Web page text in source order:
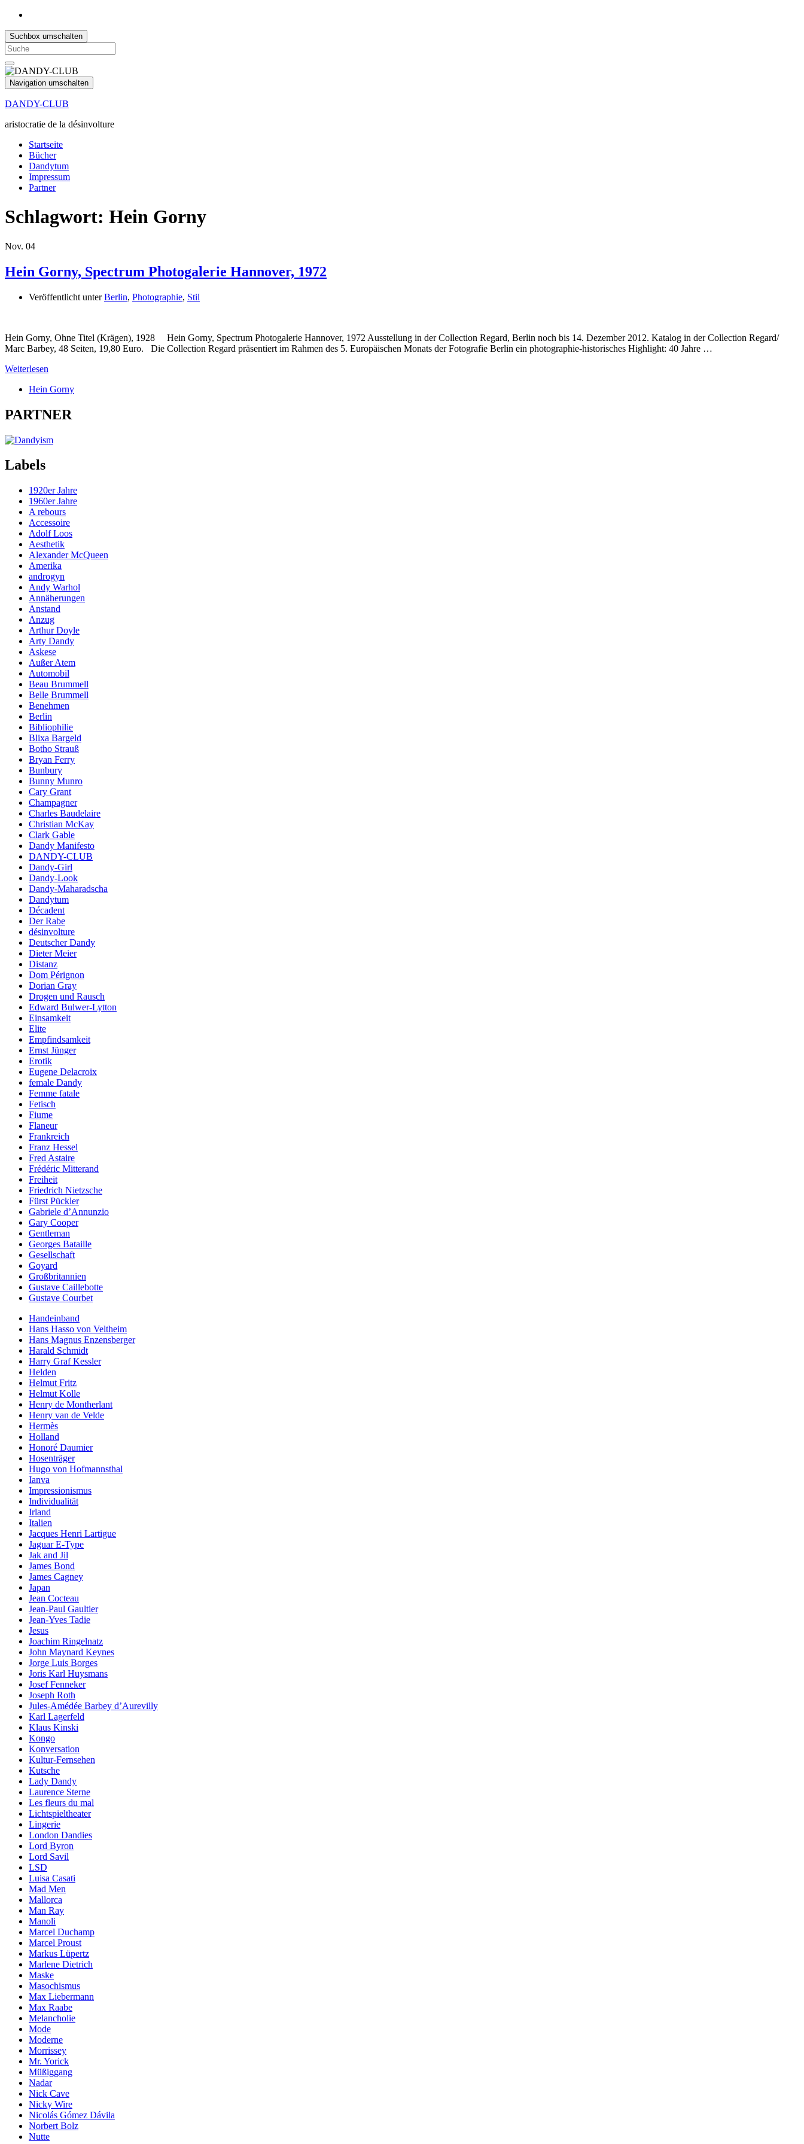
Suchbox umschalten
Search
for:
Navigation umschalten
DANDY-CLUB
aristocratie de la désinvolture
Startseite
Bücher
Dandytum
Impressum
Partner
Schlagwort: Hein Gorny
Nov. 04
Hein Gorny, Spectrum Photogalerie Hannover, 1972
Veröffentlicht unterBerlin, Photographie, Stil
Hein Gorny, Ohne Titel (Krägen), 1928 Hein Gorny, Spectrum Photogalerie Hannover, 1972 Ausstellung in der Collection Regard, Berlin noch bis 14. Dezember 2012. Katalog in der Collection Regard/
Marc Barbey, 48 Seiten, 19,80 Euro. Die Collection Regard präsentiert im Rahmen des 5. Europäischen Monats der Fotografie Berlin ein photographie-historisches Highlight: 40 Jahre …
Weiterlesen
Hein Gorny
PARTNER
Labels
1920er Jahre
1960er Jahre
A rebours
Accessoire
Adolf Loos
Aesthetik
Alexander McQueen
Amerika
androgyn
Andy Warhol
Annäherungen
Anstand
Anzug
Arthur Doyle
Arty Dandy
Askese
Außer Atem
Automobil
Beau Brummell
Belle Brummell
Benehmen
Berlin
Bibliophilie
Blixa Bargeld
Botho Strauß
Bryan Ferry
Bunbury
Bunny Munro
Cary Grant
Champagner
Charles Baudelaire
Christian McKay
Clark Gable
Dandy Manifesto
DANDY-CLUB
Dandy-Girl
Dandy-Look
Dandy-Maharadscha
Dandytum
Décadent
Der Rabe
désinvolture
Deutscher Dandy
Dieter Meier
Distanz
Dom Pérignon
Dorian Gray
Drogen und Rausch
Edward Bulwer-Lytton
Einsamkeit
Elite
Empfindsamkeit
Ernst Jünger
Erotik
Eugene Delacroix
female Dandy
Femme fatale
Fetisch
Fiume
Flaneur
Frankreich
Franz Hessel
Fred Astaire
Frédéric Mitterand
Freiheit
Friedrich Nietzsche
Fürst Pückler
Gabriele d’Annunzio
Gary Cooper
Gentleman
Georges Bataille
Gesellschaft
Goyard
Großbritannien
Gustave Caillebotte
Gustave Courbet
Handeinband
Hans Hasso von Veltheim
Hans Magnus Enzensberger
Harald Schmidt
Harry Graf Kessler
Helden
Helmut Fritz
Helmut Kolle
Henry de Montherlant
Henry van de Velde
Hermès
Holland
Honoré Daumier
Hosenträger
Hugo von Hofmannsthal
Ianva
Impressionismus
Individualität
Irland
Italien
Jacques Henri Lartigue
Jaguar E-Type
Jak and Jil
James Bond
James Cagney
Japan
Jean Cocteau
Jean-Paul Gaultier
Jean-Yves Tadie
Jesus
Joachim Ringelnatz
John Maynard Keynes
Jorge Luis Borges
Joris Karl Huysmans
Josef Fenneker
Joseph Roth
Jules-Amédée Barbey d’Aurevilly
Karl Lagerfeld
Klaus Kinski
Kongo
Konversation
Kultur-Fernsehen
Kutsche
Lady Dandy
Laurence Sterne
Les fleurs du mal
Lichtspieltheater
Lingerie
London Dandies
Lord Byron
Lord Savil
LSD
Luisa Casati
Mad Men
Mallorca
Man Ray
Manoli
Marcel Duchamp
Marcel Proust
Markus Lüpertz
Marlene Dietrich
Maske
Masochismus
Max Liebermann
Max Raabe
Melancholie
Mode
Moderne
Morrissey
Mr. Yorick
Müßiggang
Nadar
Nick Cave
Nicky Wire
Nicolás Gómez Dávila
Norbert Bolz
Nutte